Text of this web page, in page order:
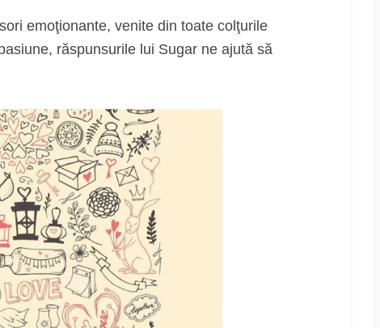
emoţionante, venite din toate colţurile
răspunsurile lui Sugar ne ajută să